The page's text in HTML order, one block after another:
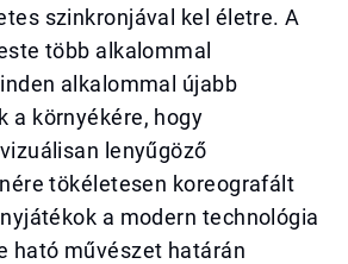
szinkronjával kel életre. A
több alkalommal
alkalommal újabb
a környékére, hogy
lenyűgöző
tökéletesen koreografált
a modern technológia
ható művészet határán